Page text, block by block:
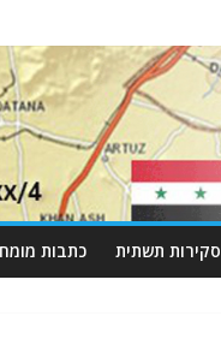
סקירות תשתית כתבות